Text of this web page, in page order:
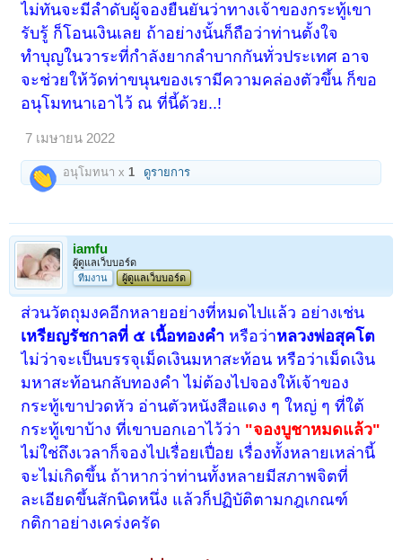
ไม่ทันจะมีลำดับผู้จองยืนยันว่าทางเจ้าของกระทู้เขา
รับรู้ ก็โอนเงินเลย ถ้าอย่างนั้นก็ถือว่าท่านตั้งใจ
ทำบุญในวาระที่กำลังยากลำบากกันทั่วประเทศ อาจ
จะช่วยให้วัดท่าขนุนของเรามีความคล่องตัวขึ้น ก็ขอ
อนุโมทนาเอาไว้ ณ ที่นี้ด้วย..!
7 เมษายน 2022
อนุโมทนา x1 ดูรายการ
iamfu
ผู้ดูแลเว็บบอร์ด
ทีมงาน
ผู้ดูแลเว็บบอร์ด
ส่วนวัตถุมงคอีกหลายอย่างที่หมดไปแล้ว อย่างเช่น
เหรียญรัชกาลที่ ๕ เนื้อทองคำ หรือว่าหลวงพ่อสุคโต
ไม่ว่าจะเป็นบรรจุเม็ดเงินมหาสะท้อน หรือว่าเม็ดเงิน
มหาสะท้อนกลับทองคำ ไม่ต้องไปจองให้เจ้าของ
กระทู้เขาปวดหัว อ่านตัวหนังสือแดง ๆ ใหญ่ ๆ ที่ใต้
กระทู้เขาบ้าง ที่เขาบอกเอาไว้ว่า "จองบูชาหมดแล้ว"
ไม่ใช่ถึงเวลาก็จองไปเรื่อยเปื่อย เรื่องทั้งหลายเหล่านี้
จะไม่เกิดขึ้น ถ้าหากว่าท่านทั้งหลายมีสภาพจิตที่
ละเอียดขึ้นสักนิดหนึ่ง แล้วก็ปฏิบัติตามกฎเกณฑ์
กติกาอย่างเคร่งครัด